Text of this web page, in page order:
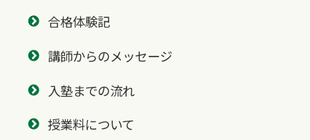
合格体験記
講師からのメッセージ
入塾までの流れ
授業料について